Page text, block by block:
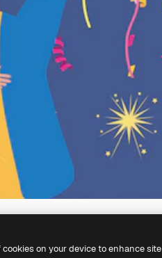
on your device to enhance site